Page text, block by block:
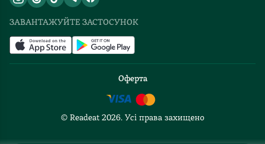
ЗАВАНТАЖУЙТЕ ЗАСТОСУНОК
Оферта
© Readeat 2026. Усі права захищено